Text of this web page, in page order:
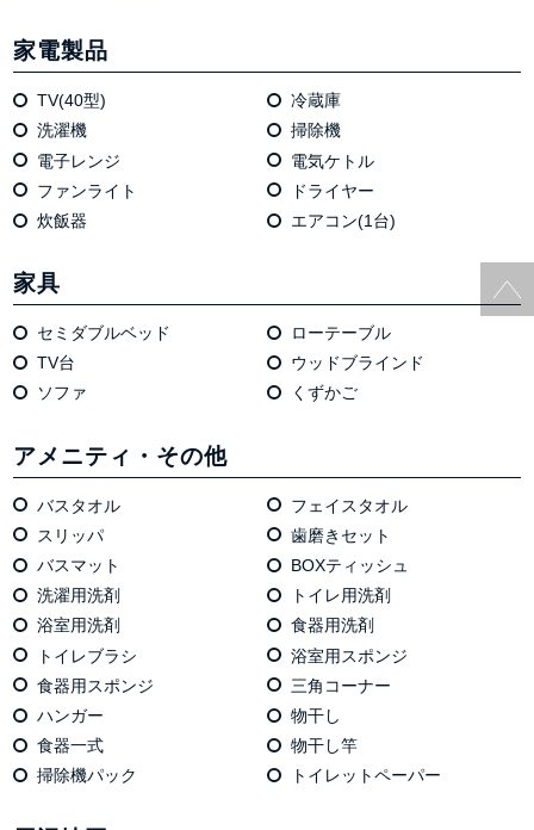
家電製品
TV(40型)
冷蔵庫
洗濯機
掃除機
電⼦レンジ
電気ケトル
ファンライト
ドライヤー
炊飯器
エアコン(1台)
家具
セミダブルベッド
ローテーブル
TV台
ウッドブラインド
ソファ
くずかご
アメニティ・その他
バスタオル
フェイスタオル
スリッパ
歯磨きセット
バスマット
BOXティッシュ
洗濯用洗剤
トイレ用洗剤
浴室用洗剤
食器用洗剤
トイレブラシ
浴室用スポンジ
食器用スポンジ
三角コーナー
ハンガー
物干し
食器一式
物干し竿
掃除機パック
トイレットペーパー